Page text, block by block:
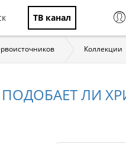
ТВ канал
Коллекции
ЛИ